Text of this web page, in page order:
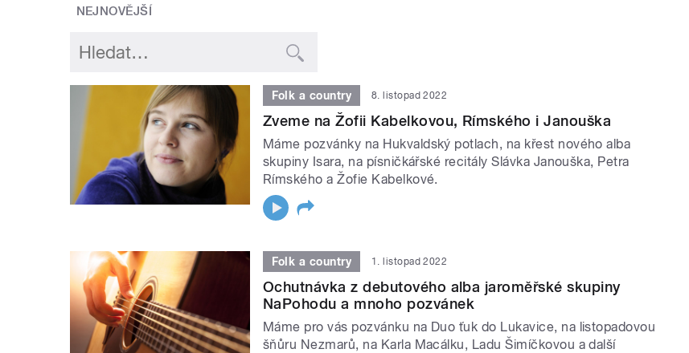
NEJNOVĚJŠÍ
Folk a country 8. listopad 2022
Zveme na Žofii Kabelkovou, Rímského i Janouška
Máme pozvánky na Hukvaldský potlach, na křest nového alba
skupiny Isara, na písničkářské recitály Slávka Janouška, Petra
Rímského a Žofie Kabelkové.
Folk a country 1. listopad 2022
Ochutnávka z debutového alba jaroměřské skupiny
NaPohodu a mnoho pozvánek
Máme pro vás pozvánku na Duo ťuk do Lukavice, na listopadovou
šňůru Nezmarů, na Karla Macálku, Ladu Šimíčkovou a další